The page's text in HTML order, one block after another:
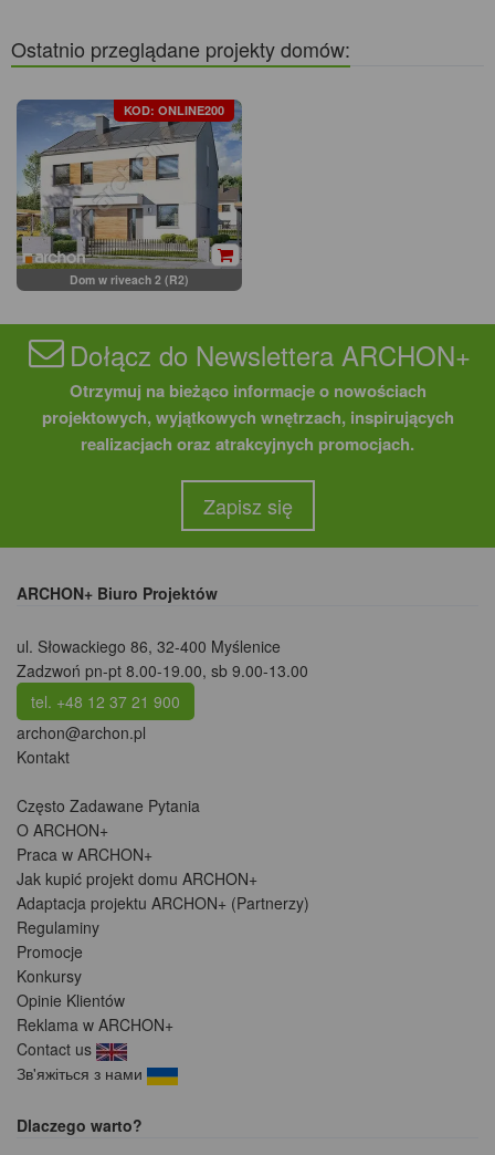
Ostatnio przeglądane projekty domów:
KOD: ONLINE200
Dom w riveach 2 (R2)
Dołącz do Newslettera ARCHON+
Otrzymuj na bieżąco informacje o nowościach
projektowych, wyjątkowych wnętrzach, inspirujących
realizacjach oraz atrakcyjnych promocjach.
Zapisz się
ARCHON+ Biuro Projektów
ul. Słowackiego 86, 32-400 Myślenice
Zadzwoń pn-pt 8.00-19.00, sb 9.00-13.00
tel. +48 12 37 21 900
archon@archon.pl
Kontakt
Często Zadawane Pytania
O ARCHON+
Praca w ARCHON+
Jak kupić projekt domu ARCHON+
Adaptacja projektu ARCHON+ (Partnerzy)
Regulaminy
Promocje
Konkursy
Opinie Klientów
Reklama w ARCHON+
Contact us
Зв'яжіться з нами
Dlaczego warto?